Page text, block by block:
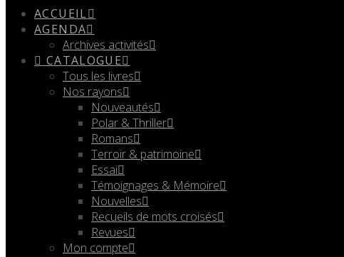
ACCUEIL
AGENDA
Archives activités
CATALOGUE
Tous les livres
Nos rayons
Nouveautés
Polar & Thriller
Romans
Terroir & patrimoine
Essai
Témoignages & Mémoire
Nouvelles
Recueils de mots croisés
Revues
Mon compte